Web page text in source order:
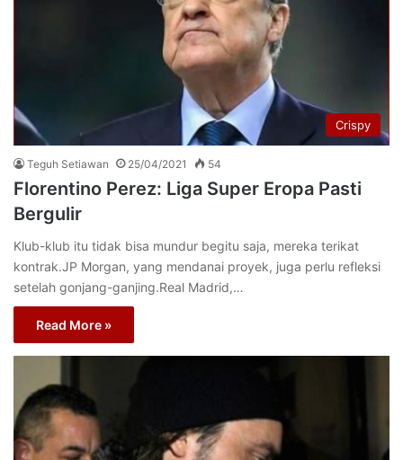
Crispy
Teguh Setiawan 25/04/2021 54
Florentino Perez: Liga Super Eropa Pasti
Bergulir
Klub-klub itu tidak bisa mundur begitu saja, mereka terikat
kontrak.JP Morgan, yang mendanai proyek, juga perlu refleksi
setelah gonjang-ganjing.Real Madrid,…
Read More »